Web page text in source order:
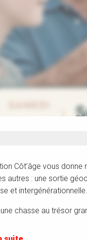
Côt’âge vous
autres : une sortie
et intergénérationnelle.
une chasse au trésor